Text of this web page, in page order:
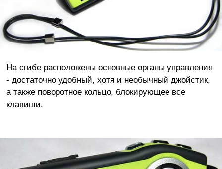
На сгибе расположены основные органы управления
- достаточно удобный, хотя и необычный джойстик,
а также поворотное кольцо, блокирующее все
клавиши.